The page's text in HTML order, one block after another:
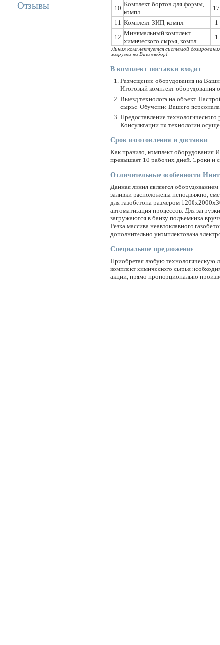
Отзывы
10
Комплект бортов для формы,
компл
17
11 Комплект ЗИП, компл
1
12
Минимальный комплект
химического сырья, компл
1
Линия комплектуется системой
загрузки на Ваш выбор!
В комплект поставки входит
Размещение оборудования на
Итоговый комплект оборудования
Выезд технолога на объект.
сырье. Обучение Вашего
Предоставление
Консультации по технологии
Срок изготовления и доставки
Как правило, комплект оборудования
превышает 10 рабочих дней. Сроки и
Отличительные особенности
Данная линия является
заливки расположены неподвижно,
для газобетона размером
автоматизация процессов. Для
загружаются в банку подъемника
Резка массива неавтоклавного
дополнительно укомплектована
Специальное предложение
Приобретая любую технологическую
комплект химического сырья
акции, прямо пропорционально